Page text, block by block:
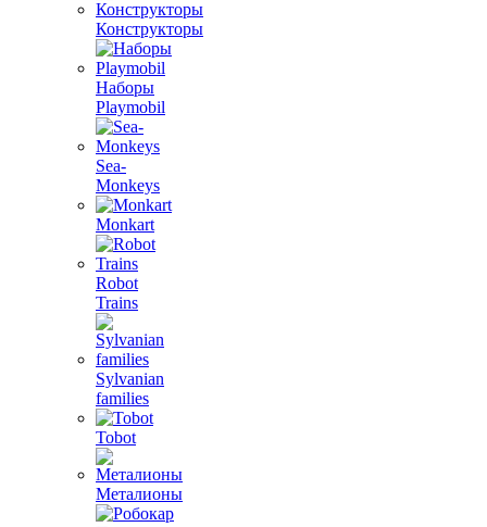
Конструкторы
Наборы
Playmobil
Sea-
Monkeys
Monkart
Robot
Trains
Sylvanian
families
Tobot
Металионы